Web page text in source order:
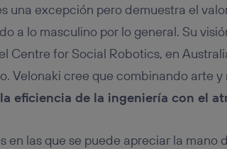
una excepción pero demuestra el
a lo masculino por lo general. Su
Centre for Social Robotics, en
Velonaki cree que combinando arte
eficiencia de la ingeniería con el
en las que se puede apreciar la mano